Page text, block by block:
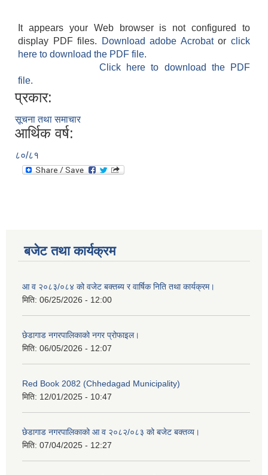
It appears your Web browser is not configured to
display PDF files.
Download adobe Acrobatorclick
here to download the PDF file.
Click here to download the PDF
file.
प्रकार:
सूचना तथा समाचार
आर्थिक वर्ष:
८०/८१
बजेट तथा कार्यक्रम
आ व २०८३/०८४ को वजेट बक्तब्य र वार्षिक निति तथा कार्यक्रम।
मिति: 06/25/2026 - 12:00
छेडागाड नगरपालिकाको नगर प्रोफाइल।
मिति: 06/05/2026 - 12:07
Red Book 2082 (Chhedagad Municipality)
मिति: 12/01/2025 - 10:47
छेडागाड नगरपालिकाको आ व २०८२/०८३ को बजेट बक्तव्य।
मिति: 07/04/2025 - 12:27